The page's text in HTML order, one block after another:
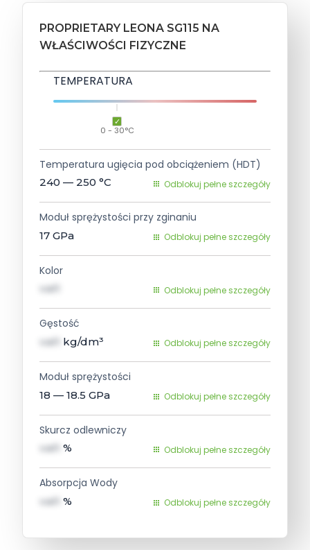
PROPRIETARY LEONA SG115 NA
WŁAŚCIWOŚCI FIZYCZNE
TEMPERATURA
0 - 30°C
Temperatura ugięcia pod obciążeniem (HDT)
240 — 250 °C Odblokuj pełne szczegóły
Moduł sprężystości przy zginaniu
17 GPa Odblokuj pełne szczegóły
Kolor
val1 Odblokuj pełne szczegóły
Gęstość
val1 kg/dm³ Odblokuj pełne szczegóły
Moduł sprężystości
18 — 18.5 GPa Odblokuj pełne szczegóły
Skurcz odlewniczy
val1 % Odblokuj pełne szczegóły
Absorpcja Wody
val1 % Odblokuj pełne szczegóły